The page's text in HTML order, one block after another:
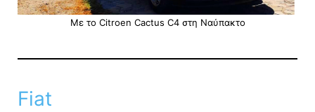
Με το Citroen Cactus C4 στη Ναύπακτο
Fiat